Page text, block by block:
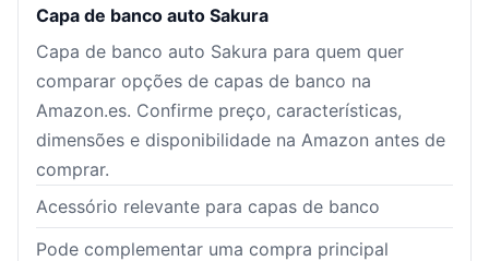
Capa de banco auto Sakura
Capa de banco auto Sakura para quem quer
comparar opções de capas de banco na
Amazon.es. Confirme preço, características,
dimensões e disponibilidade na Amazon antes de
comprar.
Acessório relevante para capas de banco
Pode complementar uma compra principal